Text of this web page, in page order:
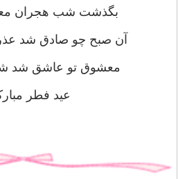
بگذشت شب هجران
آن صبح چو صادق شد
معشوق تو عاشق شد
عید فطر